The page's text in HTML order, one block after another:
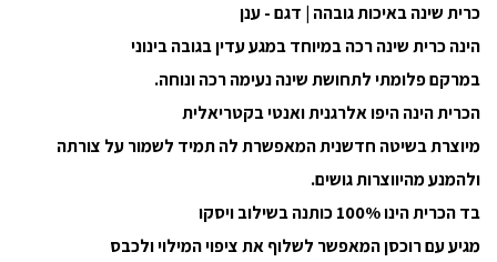
כרית שינה באיכות גובהה | דגם - ענן
הינה כרית שינה רכה במיוחד במגע עדין בגובה בינוני
במרקם פלומתי לתחושת שינה נעימה רכה ונוחה.
הכרית הינה היפו אלרגנית ואנטי בקטריאלית
מיוצרת בשיטה חדשנית המאפשרת לה תמיד לשמור על צורתה
ולהמנע מהיווצרות גושים.
בד הכרית הינו 100% כותנה בשילוב ויסקו
מגיע עם רוכסן המאפשר לשלוף את ציפוי המילוי ולכבס